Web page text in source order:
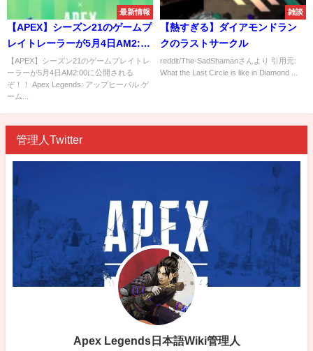
最新情報
【APEX】シーズン21のゲームプ
レイトレーラーが5月4日AM2:00
に公開されるぞ！！
【APEX】シーズン21のゲームプレイトレ
ーラーが5月4日AM2:00に公開される
ぞ！！ Apex Legends: アップヒーバル ゲ
ーム...
雑談
【熱すぎる】ダイアモンドラン
クのラストサークル
reddit/The-SadShamanさんより 引用元:
What the Last Circle is like in Diamond ...
管理人Twitter
Apex Legends日本語Wiki管理人